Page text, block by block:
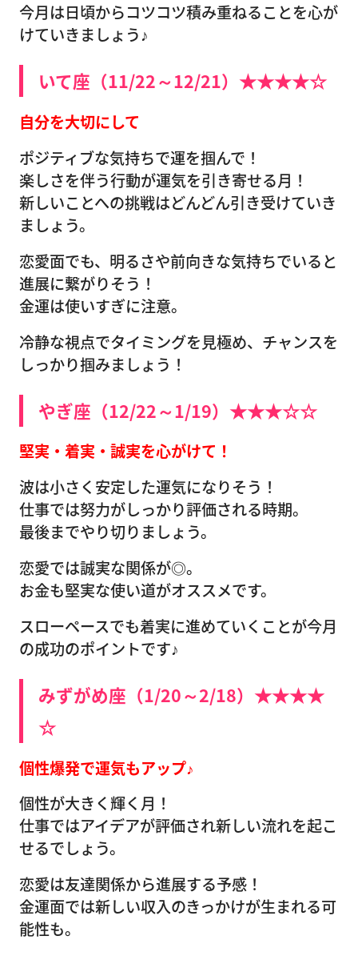
今月は日頃からコツコツ積み重ねることを心が
けていきましょう♪
いて座（11/22～12/21）★★★★☆
自分を大切にして
ポジティブな気持ちで運を掴んで！
楽しさを伴う行動が運気を引き寄せる月！
新しいことへの挑戦はどんどん引き受けていき
ましょう。
恋愛面でも、明るさや前向きな気持ちでいると
進展に繋がりそう！
金運は使いすぎに注意。
冷静な視点でタイミングを見極め、チャンスを
しっかり掴みましょう！
やぎ座（12/22～1/19）★★★☆☆
堅実・着実・誠実を心がけて！
波は小さく安定した運気になりそう！
仕事では努力がしっかり評価される時期。
最後までやり切りましょう。
恋愛では誠実な関係が◎。
お金も堅実な使い道がオススメです。
スローペースでも着実に進めていくことが今月
の成功のポイントです♪
みずがめ座（1/20～2/18）★★★★
☆
個性爆発で運気もアップ♪
個性が大きく輝く月！
仕事ではアイデアが評価され新しい流れを起こ
せるでしょう。
恋愛は友達関係から進展する予感！
金運面では新しい収入のきっかけが生まれる可
能性も。